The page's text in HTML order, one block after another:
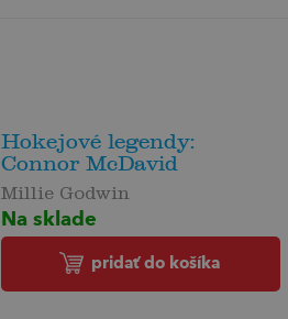
Hokejové legendy:
Connor McDavid
Millie Godwin
Na sklade
pridať do košíka